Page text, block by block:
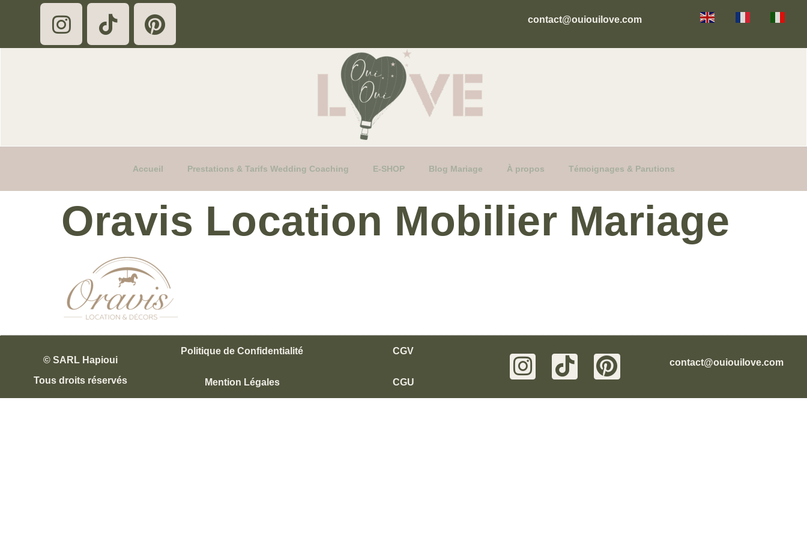
contact@ouiouilove.com
Accueil Prestations & Tarifs Wedding Coaching E-SHOP Blog Mariage À propos Témoignages & Parutions
Oravis Location Mobilier Mariage
© SARL Hapioui
Tous droits réservés
Politique de Confidentialité
Mention Légales
CGV
CGU
contact@ouiouilove.com